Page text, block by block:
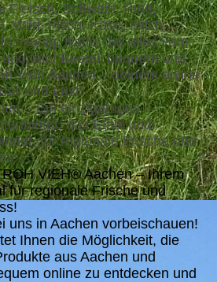
Fleisch, Schwein, Rind,
Wild, Fisch, Käse, Milch,
Honig, Kaffe,Tee alles vom
fein! Bestell bequem und
Vieh Aachen – deinem online
und Lust!
– Ein einzigartiges
das Ethik und
für regionale Frische und
VIEH® Aachen – Ihrem
für regionale Frische und
uns in Aachen vorbeischauen!
Ihnen die Möglichkeit, die
aus Aachen und
online zu entdecken und